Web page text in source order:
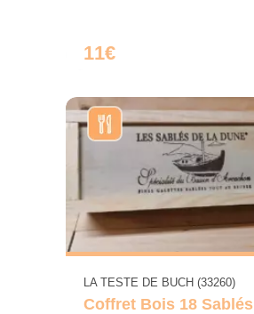
11€
LA TESTE DE BUCH (33260)
Coffret Bois 18 Sablés